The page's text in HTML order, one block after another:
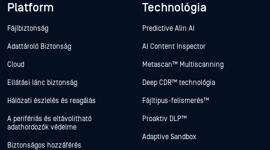
Platform
Fájlbiztonság
Adattároló Biztonság
Cloud
Ellátási lánc biztonság
Hálózati észlelés és reagálás
A perifériás és eltávolítható
adathordozók védelme
Biztonságos hozzáférés
Technológia
Predictive Alin AI
AI Content Inspector
Metascan™ Multiscanning
Deep CDR™ technológia
Fájltípus-felismerés™
Proaktív DLP™
Adaptive Sandbox